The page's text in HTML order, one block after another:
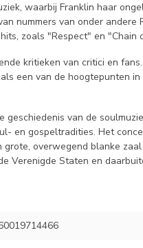
waarbij Franklin haar
nummers van onder andere
zoals "Respect" en "Chain
kritieken van critici en
een van de hoogtepunten
van de
en gospeltradities. Het
overwegend blanke
Verenigde Staten en